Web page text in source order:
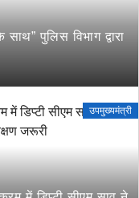
पुलिस विभाग द्वारा
उपमुख्यमंत्री